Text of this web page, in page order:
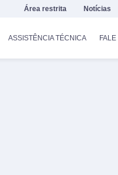
Área restrita Notícias
ASSISTÊNCIA TÉCNICA